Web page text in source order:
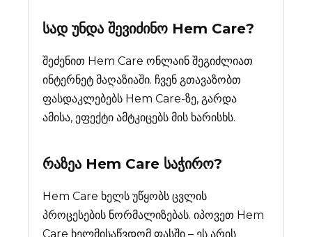
სად უნდა შევიძინო Hem Care?
შეძენით Hem Care ონლაინ შეგიძლიათ
ინტერნეტ მაღაზიაში. ჩვენ გთავაზობთ
ფასდაკლებებს Hem Care-ზე, გარდა
ამისა, ეფექტი ამტკიცებს მის ხარისხს.
რაზეა Hem Care საჭირო?
Hem Care ხელს უწყობს ცვლის
პროცესების ნორმალიზებას. იპოვეთ Hem
Care ხელმისაწვდომ ფასში – ეს არის